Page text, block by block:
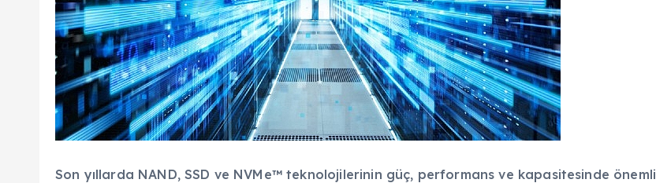
Son yıllarda NAND, SSD ve NVMe™ teknolojilerinin güç, performans ve kapasitesinde önemli